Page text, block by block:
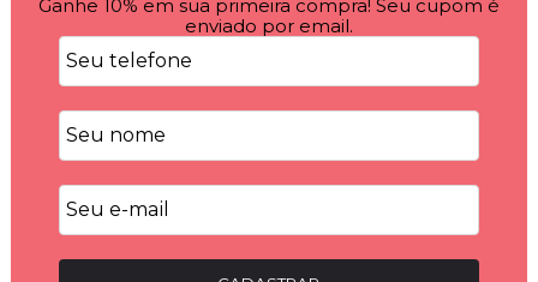
Ganhe 10% em sua primeira compra! Seu cupom é
enviado por email.